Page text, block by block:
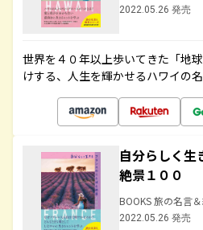
2022.05.26 発売
世界を４０年以上歩いてきた「地
けする、人生を輝かせるハワイの
自分らしく生
絶景１００
BOOKS 旅の名言
2022.05.26 発売